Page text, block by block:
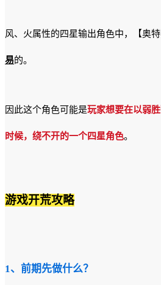
风、火属性的四星输出角色中，【奥
易的。
因此这个角色可能是玩家想要在以弱
时候，绕不开的一个四星角色。
游戏开荒攻略
1、前期先做什么？